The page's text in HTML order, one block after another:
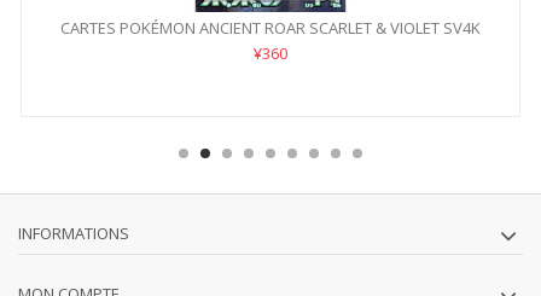
CARTES POKÉMON ANCIENT ROAR SCARLET & VIOLET SV4K
¥360
INFORMATIONS